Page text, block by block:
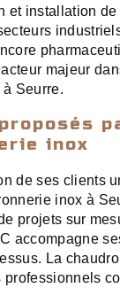
et installation
majeur
Seurre.
inox
de ses clients
inox à
projets sur
accompagne
La